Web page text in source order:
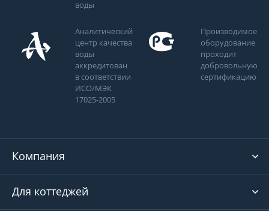
воды
Аналитический
центр качества
воды
аккредитован
в соответствии
ИСО/МЭК
17025-2005
Производимое
оборудование
проходит
добровольную
сертификацию
Компания
Для коттеджей